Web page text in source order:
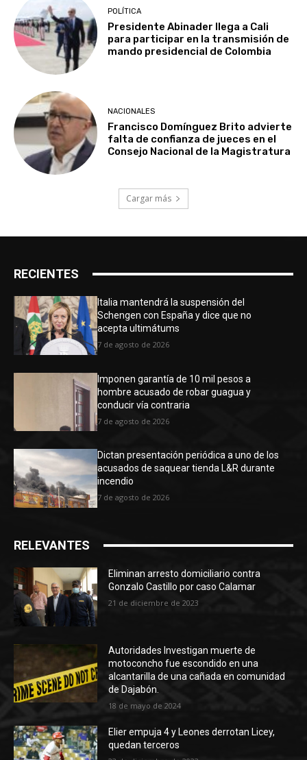
POLÍTICA
Presidente Abinader llega a Cali
para participar en la transmisión de
mando presidencial de Colombia
NACIONALES
Francisco Domínguez Brito advierte
falta de confianza de jueces en el
Consejo Nacional de la Magistratura
Cargar más
RECIENTES
Italia mantendrá la suspensión del
Schengen con España y dice que no
acepta ultimátums
7 de agosto de 2026
Imponen garantía de 10 mil pesos a
hombre acusado de robar guagua y
conducir vía contraria
7 de agosto de 2026
Dictan presentación periódica a uno de los
acusados de saquear tienda L&R durante
incendio
7 de agosto de 2026
RELEVANTES
Eliminan arresto domiciliario contra
Gonzalo Castillo por caso Calamar
21 de diciembre de 2023
Autoridades Investigan muerte de
motoconcho fue escondido en una
alcantarilla de una cañada en comunidad
de Dajabón.
18 de mayo de 2024
Elier empuja 4 y Leones derrotan Licey,
quedan terceros